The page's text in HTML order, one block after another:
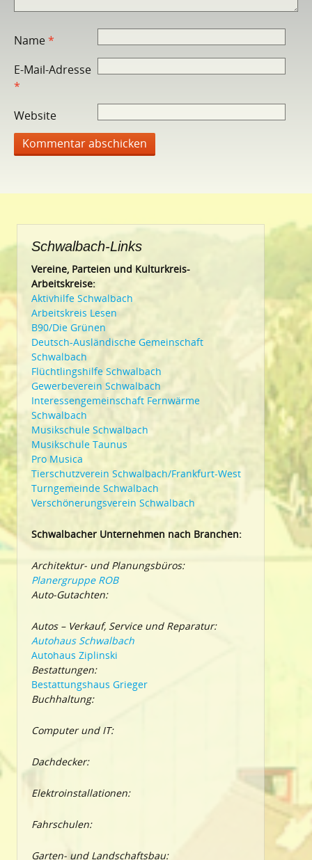
Name*
E-Mail-Adresse
*
Website
Schwalbach-Links
Vereine, Parteien und Kulturkreis-
Arbeitskreise:
Aktivhilfe Schwalbach
Arbeitskreis Lesen
B90/Die Grünen
Deutsch-Ausländische Gemeinschaft
Schwalbach
Flüchtlingshilfe Schwalbach
Gewerbeverein Schwalbach
Interessengemeinschaft Fernwärme
Schwalbach
Musikschule Schwalbach
Musikschule Taunus
Pro Musica
Tierschutzverein Schwalbach/Frankfurt-West
Turngemeinde Schwalbach
Verschönerungsverein Schwalbach
Schwalbacher Unternehmen nach Branchen:
Architektur- und Planungsbüros:
Planergruppe ROB
Auto-Gutachten:
Autos – Verkauf, Service und Reparatur:
Autohaus Schwalbach
Autohaus Ziplinski
Bestattungen:
Bestattungshaus Grieger
Buchhaltung:
Computer und IT:
Dachdecker:
Elektroinstallationen:
Fahrschulen:
Garten- und Landschaftsbau: